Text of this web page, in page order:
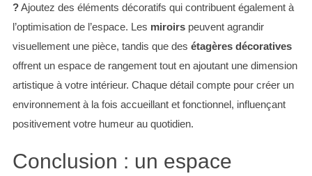
?Ajoutez des éléments décoratifs qui contribuent également à
l’optimisation de l’espace. Les miroirspeuvent agrandir
visuellement une pièce, tandis que des étagères décoratives
offrent un espace de rangement tout en ajoutant une dimension
artistique à votre intérieur. Chaque détail compte pour créer un
environnement à la fois accueillant et fonctionnel, influençant
positivement votre humeur au quotidien.
Conclusion : un espace